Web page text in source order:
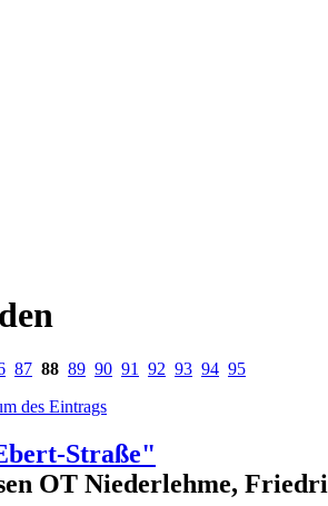
87 88 89 90 91 92 93 94 95
des Eintrags
Straße"
OT Niederlehme,